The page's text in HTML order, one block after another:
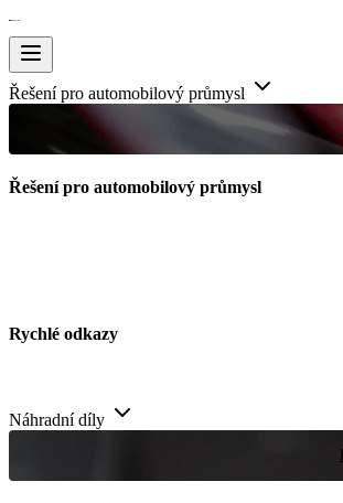
Řešení pro automobilový průmysl
Řešení pro automobilový průmysl
Rychlé odkazy
Náhradní díly